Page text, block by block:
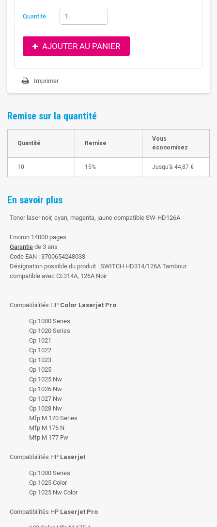
Quantité
AJOUTER AU PANIER
Imprimer
Remise sur la quantité
Quantité Remise
Vous
économisez
10 15% Jusqu'à 44,87 €
En savoir plus
Toner laser noir, cyan, magenta, jaune compatible SW-HD126A
Environ 14000 pages
Garantie de 3 ans
Code EAN : 3700654248038
Désignation possible du produit : SWITCH HD314/126A Tambour
compatible avec CE314A, 126A Noir
Compatibilités HP Color Laserjet Pro
Cp 1000 Series
Cp 1020 Series
Cp 1021
Cp 1022
Cp 1023
Cp 1025
Cp 1025 Nw
Cp 1026 Nw
Cp 1027 Nw
Cp 1028 Nw
Mfp M 170 Series
Mfp M 176 N
Mfp M 177 Fw
Compatibilités HP Laserjet
Cp 1000 Series
Cp 1025 Color
Cp 1025 Nw Color
Compatibilités HP Laserjet Pro